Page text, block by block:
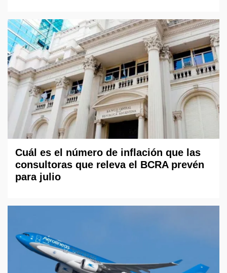
Cuál es el número de inflación que las
consultoras que releva el BCRA prevén
para julio